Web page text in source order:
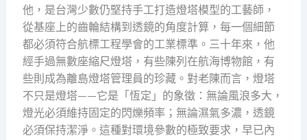
他，是台灣少數仍堅持手工打造燈塔模型的工藝師，
從基座上的齒輪結構到透鏡的角度計算，每一個細節
都必須符合航標工程學會的工業標準。三十年來，他
經手過無數座縮尺燈塔，有些陳列在航海博物館，有
些則成為離島燈塔管理員的珍藏。對老陳而言，燈塔
不只是燈塔——它是「恆定」的象徵：無論風浪多大，
燈光必須維持固定的閃爍頻率；無論濕氣多濃，透鏡
必須保持潔淨。這種對環境參數的極致要求，早已內